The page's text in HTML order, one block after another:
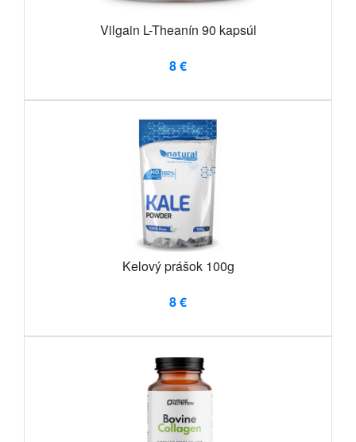
Vilgain L-Theanín 90 kapsúl
8 €
Kelový prášok 100g
8 €